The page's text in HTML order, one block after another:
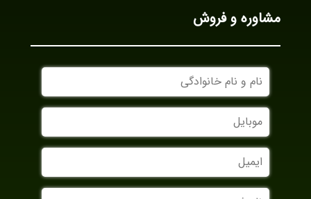
مشاوره و فروش
نام
و
نام
خانوادگی
موبایل
ایمیل
نام